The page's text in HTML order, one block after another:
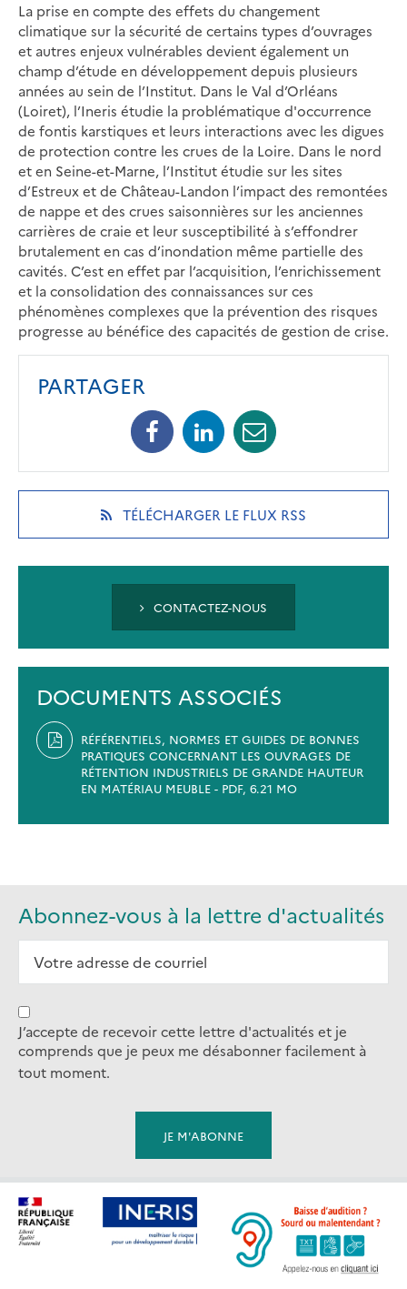
La prise en compte des effets du changement
climatique sur la sécurité de certains types d’ouvrages
et autres enjeux vulnérables devient également un
champ d’étude en développement depuis plusieurs
années au sein de l’Institut. Dans le Val d’Orléans
(Loiret), l’Ineris étudie la problématique d'occurrence
de fontis karstiques et leurs interactions avec les digues
de protection contre les crues de la Loire. Dans le nord
et en Seine-et-Marne, l’Institut étudie sur les sites
d’Estreux et de Château-Landon l’impact des remontées
de nappe et des crues saisonnières sur les anciennes
carrières de craie et leur susceptibilité à s’effondrer
brutalement en cas d’inondation même partielle des
cavités. C’est en effet par l’acquisition, l’enrichissement
et la consolidation des connaissances sur ces
phénomènes complexes que la prévention des risques
progresse au bénéfice des capacités de gestion de crise.
PARTAGER
Facebook
(opens
a
new
tab)
Linkedin
(opens
a
new
tab)
Mail
(opens
a
new
tab)
TÉLÉCHARGER LE FLUX RSS(OPENS
NEW
CONTACTEZ-NOUS
DOCUMENTS ASSOCIÉS
RÉFÉRENTIELS, NORMES ET GUIDES DE BONNES
PRATIQUES CONCERNANT LES OUVRAGES DE
RÉTENTION INDUSTRIELS DE GRANDE HAUTEUR
EN MATÉRIAU MEUBLE - PDF, 6.21 MO
Abonnez-vous à la lettre d'actualités
J’accepte de recevoir cette lettre d'actualités et je
comprends que je peux me désabonner facilement à
tout moment.